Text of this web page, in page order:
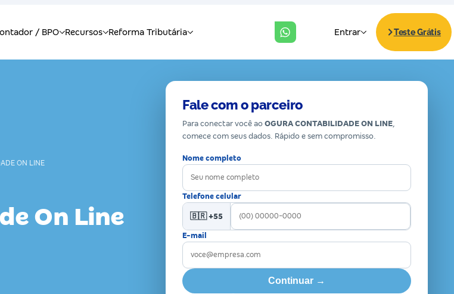
ON LINE
On Line
Fale com o parceiro
Para conectar você ao OGURA CONTABILIDADE ON LINE,
comece com seus dados. Rápido e sem compromisso.
Nome completo
Telefone celular
🇧🇷 +55
E-mail
Continuar →